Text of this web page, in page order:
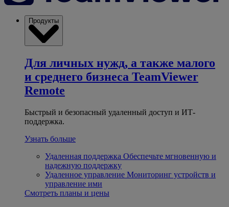
Продукты
Для личных нужд, а также малого
и среднего бизнеса TeamViewer
Remote
Быстрый и безопасный удаленный доступ и ИТ-
поддержка.
Узнать больше
Удаленная поддержка Обеспечьте мгновенную и
надежную поддержку
Удаленное управление Мониторинг устройств и
управление ими
Смотреть планы и цены